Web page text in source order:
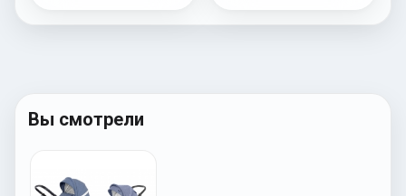
Вы смотрели